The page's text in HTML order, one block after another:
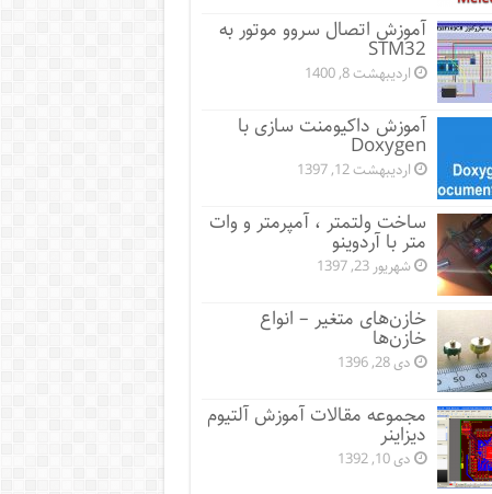
آموزش اتصال سروو موتور به
STM32
اردیبهشت 8, 1400
آموزش داکیومنت سازی با
Doxygen
اردیبهشت 12, 1397
ساخت ولتمتر ، آمپرمتر و وات
متر با آردوینو
شهریور 23, 1397
خازن‌های متغیر – انواع
خازن‌ها
دی 28, 1396
مجموعه مقالات آموزش آلتیوم
دیزاینر
دی 10, 1392